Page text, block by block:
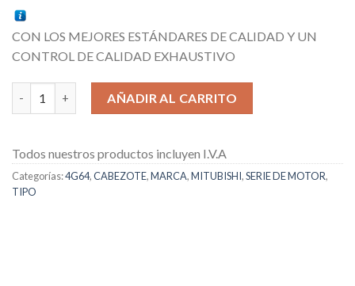
original
era:
₡ 482.058,00.
es:
CON LOS MEJORES ESTÁNDARES DE CALIDAD Y UN
CONTROL DE CALIDAD EXHAUSTIVO
CABEZOTE NUEVO ARMADO DE MITSUBISHI 4G64 8
AÑADIR AL CARRITO
Todos nuestros productos incluyen I.V.A
Categorías:4G64,CABEZOTE,MARCA,MITUBISHI,SERIE DE MOTOR,
TIPO